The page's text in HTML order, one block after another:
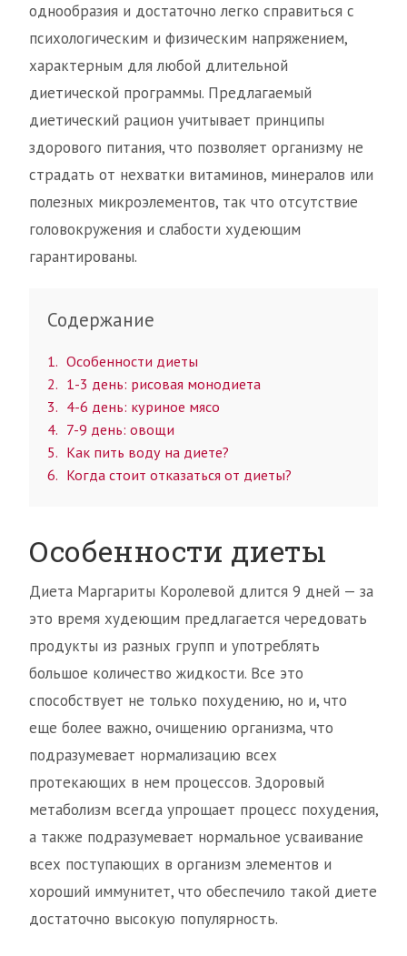
однообразия и достаточно легко справиться с
психологическим и физическим напряжением,
характерным для любой длительной
диетической программы. Предлагаемый
диетический рацион учитывает принципы
здорового питания, что позволяет организму не
страдать от нехватки витаминов, минералов или
полезных микроэлементов, так что отсутствие
головокружения и слабости худеющим
гарантированы.
Содержание
1
Особенности диеты
2
1-3 день: рисовая монодиета
3
4-6 день: куриное мясо
4
7-9 день: овощи
5
Как пить воду на диете?
6
Когда стоит отказаться от диеты?
Особенности диеты
Диета Маргариты Королевой длится 9 дней — за
это время худеющим предлагается чередовать
продукты из разных групп и употреблять
большое количество жидкости. Все это
способствует не только похудению, но и, что
еще более важно, очищению организма, что
подразумевает нормализацию всех
протекающих в нем процессов. Здоровый
метаболизм всегда упрощает процесс похудения,
а также подразумевает нормальное усваивание
всех поступающих в организм элементов и
хороший иммунитет, что обеспечило такой диете
достаточно высокую популярность.